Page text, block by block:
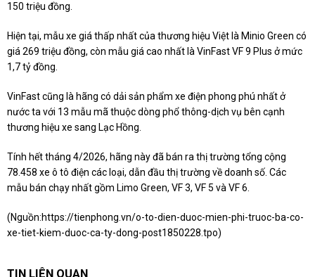
150 triệu đồng.
Hiện tại, mẫu xe giá thấp nhất của thương hiệu Việt là Minio Green có
giá 269 triệu đồng, còn mẫu giá cao nhất là VinFast VF 9 Plus ở mức
1,7 tỷ đồng.
VinFast cũng là hãng có dải sản phẩm xe điện phong phú nhất ở
nước ta với 13 mẫu mã thuộc dòng phổ thông-dịch vụ bên cạnh
thương hiệu xe sang Lạc Hồng.
Tính hết tháng 4/2026, hãng này đã bán ra thị trường tổng cộng
78.458 xe ô tô điện các loại, dẫn đầu thị trường về doanh số. Các
mẫu bán chạy nhất gồm Limo Green, VF 3, VF 5 và VF 6.
(Nguồn:https://tienphong.vn/o-to-dien-duoc-mien-phi-truoc-ba-co-
xe-tiet-kiem-duoc-ca-ty-dong-post1850228.tpo)
TIN LIÊN QUAN